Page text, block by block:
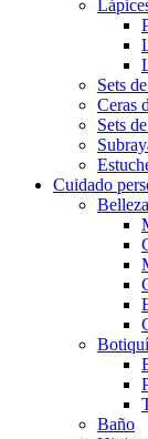
Sets
Ceras
Sets
Cuidado
Belleza
Baño